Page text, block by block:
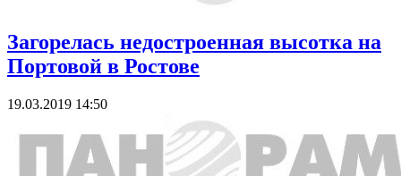
Загорелась недостроенная высотка на
Портовой в Ростове
19.03.2019 14:50